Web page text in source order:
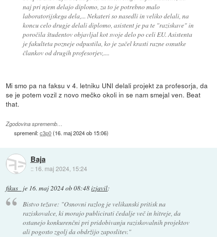
naj pri njem delajo diplomo, za to je potrebno malo
laboratorijskega dela,... Nekateri so nasedli in veliko delali, na
koncu celo drugje delali diplomo, asistent je pa te "raziskave" in
poročila študentov objavljal kot svoje delo po celi EU. Asistenta
je fakulteta pozneje odpustila, ko je začel krasti razne osnutke
člankov od drugih profesorjev,....
Mi smo pa na faksu v 4. letniku UNI delali projekt za profesorja, da
se je potem vozil z novo mečko okoli in se nam smejal ven. Beat
that.
Zgodovina sprememb…
spremenil:c3p0(16. maj 2024 ob 15:06)
Baja
:: 16. maj 2024, 15:24
fikus_ je 16. maj 2024 ob 08:48izjavil:
Bistvo težave: "Osnovni razlog je velikanski pritisk na
raziskovalce, ki morajo publicirati čedalje več in hitreje, da
ostanejo konkurenčni pri pridobivanju raziskovalnih projektov
ali pogosto zgolj da obdržijo zaposlitev."